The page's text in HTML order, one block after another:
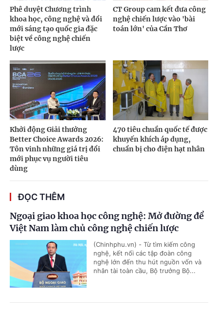
Phê duyệt Chương trình
khoa học, công nghệ và đổi
mới sáng tạo quốc gia đặc
biệt về công nghệ chiến
lược
CT Group cam kết đưa công
nghệ chiến lược vào 'bài
toán lớn' của Cần Thơ
Khởi động Giải thưởng
Better Choice Awards 2026:
Tôn vinh những giá trị đổi
mới phục vụ người tiêu
dùng
470 tiêu chuẩn quốc tế được
khuyến khích áp dụng,
chuẩn bị cho điện hạt nhân
ĐỌC THÊM
Ngoại giao khoa học công nghệ: Mở đường để
Việt Nam làm chủ công nghệ chiến lược
(Chinhphu.vn) - Từ tìm kiếm công
nghệ, kết nối các tập đoàn công
nghệ lớn đến thu hút nguồn vốn và
nhân tài toàn cầu, Bộ trưởng Bộ...